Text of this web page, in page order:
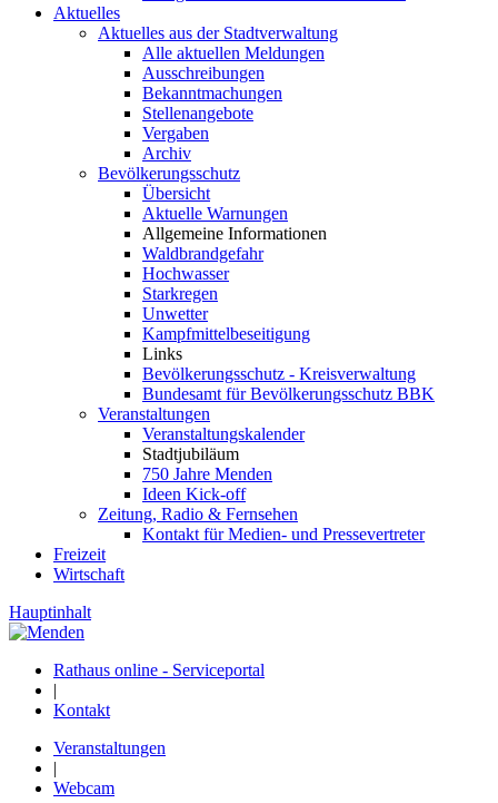
Aktuelles
Aktuelles aus der Stadtverwaltung
Alle aktuellen Meldungen
Ausschreibungen
Bekanntmachungen
Stellenangebote
Vergaben
Archiv
Bevölkerungsschutz
Übersicht
Aktuelle Warnungen
Allgemeine Informationen
Waldbrandgefahr
Hochwasser
Starkregen
Unwetter
Kampfmittelbeseitigung
Links
Bevölkerungsschutz - Kreisverwaltung
Bundesamt für Bevölkerungsschutz BBK
Veranstaltungen
Veranstaltungskalender
Stadtjubiläum
750 Jahre Menden
Ideen Kick-off
Zeitung, Radio & Fernsehen
Kontakt für Medien- und Pressevertreter
Freizeit
Wirtschaft
Hauptinhalt
Rathaus online - Serviceportal
|
Kontakt
Veranstaltungen
|
Webcam